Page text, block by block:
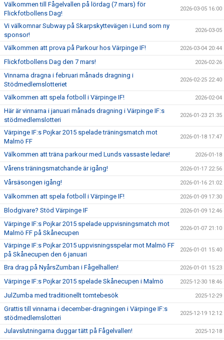
Välkommen till Fågelvallen på lördag (7 mars) för
Flickfotbollens Dag!
2026-03-05 16:00
Vi välkomnar Subway på Skarpskyttevägen i Lund som ny
sponsor!
2026-03-05
Välkommen att prova på Parkour hos Värpinge IF! 2026-03-04 20:44
Flickfotbollens Dag den 7 mars! 2026-02-26
Vinnarna dragna i februari månads dragning i
Stödmedlemslotteriet
2026-02-25 22:40
Välkommen att spela fotboll i Värpinge IF! 2026-02-04
Här är vinnarna i januari månads dragning i Värpinge IF:s
stödmedlemslotteri
2026-01-23 21:35
Värpinge IF:s Pojkar 2015 spelade träningsmatch mot
Malmö FF
2026-01-18 17:47
Välkommen att träna parkour med Lunds vassaste ledare! 2026-01-18
Vårens träningsmatchande är igång! 2026-01-17 22:56
Vårsäsongen igång! 2026-01-16 21:02
Välkommen att spela fotboll i Värpinge IF! 2026-01-09 17:30
Blodgivare? Stöd Värpinge IF 2026-01-09 12:46
Värpinge IF:s Pojkar 2015 spelade uppvisningsmatch mot
Malmö FF på Skånecupen
2026-01-07 21:10
Värpinge IF:s Pojkar 2015 uppvisningsspelar mot Malmö FF
på Skånecupen den 6 januari
2026-01-01 15:40
Bra drag på NyårsZumban i Fågelhallen! 2026-01-01 15:23
Värpinge IF:s Pojkar 2015 spelade Skånecupen i Malmö 2025-12-30 18:46
JulZumba med traditionellt tomtebesök 2025-12-29
Grattis till vinnarna i december-dragningen i Värpinge IF:s
stödmedlemslotteri
2025-12-19 12:12
Julavslutningarna duggar tätt på Fågelvallen! 2025-12-18